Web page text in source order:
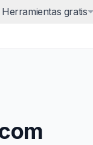
Herramientas gratis